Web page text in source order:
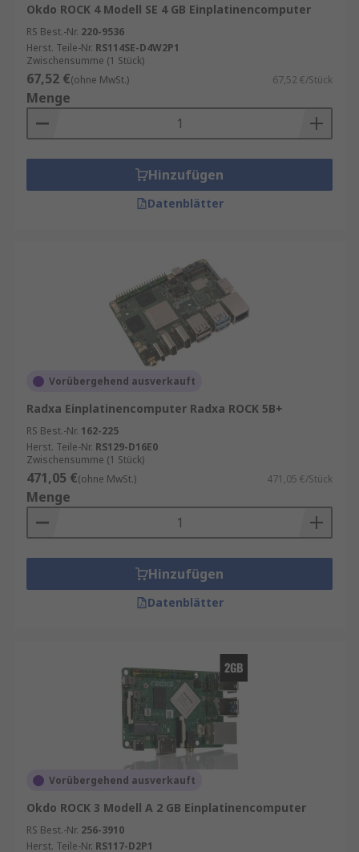
Okdo ROCK 4 Modell SE 4 GB Einplatinencomputer
RS Best.-Nr. 220-9536
Herst. Teile-Nr. RS114SE-D4W2P1
Zwischensumme (1 Stück)
67,52 €(ohne MwSt.) 67,52 €/Stück
Menge
Hinzufügen
Datenblätter
Vorübergehend ausverkauft
Radxa Einplatinencomputer Radxa ROCK 5B+
RS Best.-Nr. 162-225
Herst. Teile-Nr. RS129-D16E0
Zwischensumme (1 Stück)
471,05 €(ohne MwSt.) 471,05 €/Stück
Menge
Hinzufügen
Datenblätter
Vorübergehend ausverkauft
Okdo ROCK 3 Modell A 2 GB Einplatinencomputer
RS Best.-Nr. 256-3910
Herst. Teile-Nr. RS117-D2P1